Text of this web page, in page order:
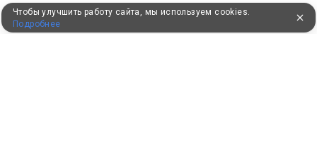
Чтобы улучшить работу сайта, мы используем cookies.
Подробнее